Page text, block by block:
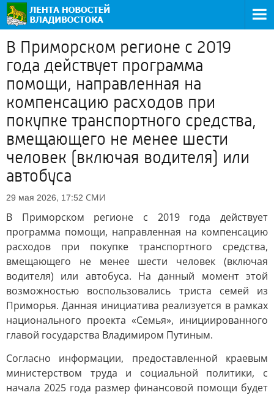
В Приморском регионе с 2019
года действует программа
помощи, направленная на
компенсацию расходов при
покупке транспортного средства,
вмещающего не менее шести
человек (включая водителя) или
автобуса
29 мая 2026, 17:52 СМИ
В Приморском регионе с 2019 года действует
программа помощи, направленная на компенсацию
расходов при покупке транспортного средства,
вмещающего не менее шести человек (включая
водителя) или автобуса. На данный момент этой
возможностью воспользовались триста семей из
Приморья. Данная инициатива реализуется в рамках
национального проекта «Семья», инициированного
главой государства Владимиром Путиным.
Согласно информации, предоставленной краевым
министерством труда и социальной политики, с
начала 2025 года размер финансовой помощи будет